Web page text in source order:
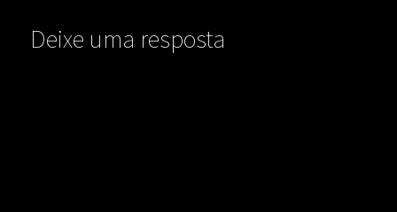
Deixe uma resposta